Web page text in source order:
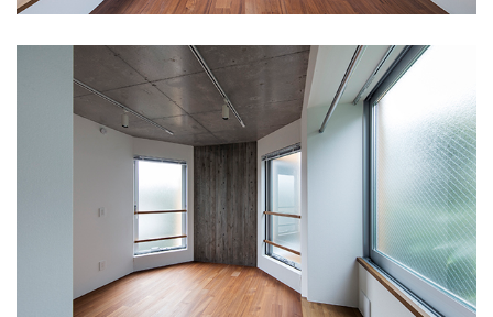
末広通りのオフィス (1)
一ツ橋プロジェクト (3)
川越のプロジェクト (4)
(3)
恵比寿西の集合住宅
吉祥寺南町PJ (1)